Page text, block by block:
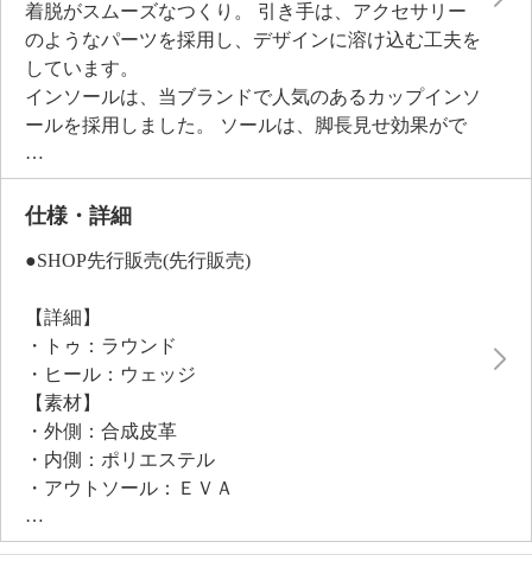
着脱がスムーズなつくり。 引き手は、アクセサリー
のようなパーツを採用し、デザインに溶け込む工夫を
しています。
インソールは、当ブランドで人気のあるカップインソ
ールを採用しました。 ソールは、脚長見せ効果がで
きる厚底仕様。 軽やかさやおしゃれな形状、歩きや
すさにこだわりました。 ソール部分のきらきらパー
ツは、軽やかさを優先して軽量樹脂で 当ブランドオ
仕様・詳細
●SHOP先行販売(先行販売)
【詳細】
・トゥ：ラウンド
・ヒール：ウェッジ
【素材】
・外側：合成皮革
・内側：ポリエステル
・アウトソール：ＥＶＡ
【サイズ（ワイズ）】
・３Ｅ